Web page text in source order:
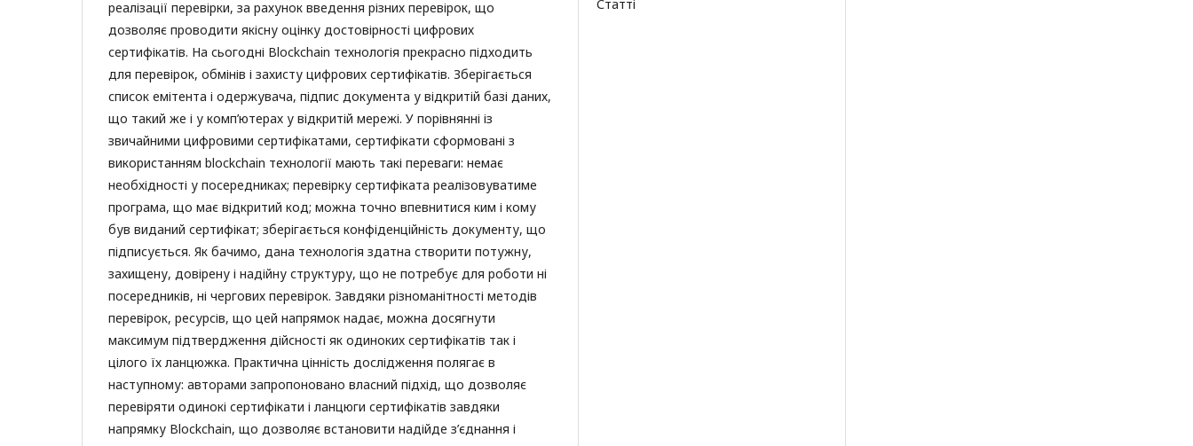
реалізації перевірки, за рахунок введення різних перевірок, що
дозволяє проводити якісну оцінку достовірності цифрових
сертифікатів. На сьогодні Blockchain технологія прекрасно підходить
для перевірок, обмінів і захисту цифрових сертифікатів. Зберігається
список емітента і одержувача, підпис документа у відкритій базі даних,
що такий же і у комп’ютерах у відкритій мережі. У порівнянні із
звичайними цифровими сертифікатами, сертифікати сформовані з
використанням blockchain технології мають такі переваги: немає
необхідності у посередниках; перевірку сертифіката реалізовуватиме
програма, що має відкритий код; можна точно впевнитися ким і кому
був виданий сертифікат; зберігається конфіденційність документу, що
підписується. Як бачимо, дана технологія здатна створити потужну,
захищену, довірену і надійну структуру, що не потребує для роботи ні
посередників, ні чергових перевірок. Завдяки різноманітності методів
перевірок, ресурсів, що цей напрямок надає, можна досягнути
максимум підтвердження дійсності як одиноких сертифікатів так і
цілого їх ланцюжка. Практична цінність дослідження полягає в
наступному: авторами запропоновано власний підхід, що дозволяє
перевіряти одинокі сертифікати і ланцюги сертифікатів завдяки
напрямку Blockchain, що дозволяє встановити надійде з’єднання і
Статті